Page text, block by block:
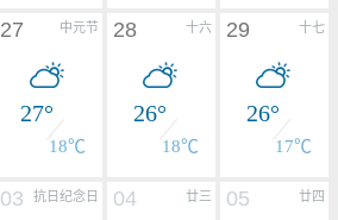
中元节
27
27°
18℃
十六
28
26°
18℃
十七
29
26°
17℃
抗日纪念日
03 廿三
04 廿四
05